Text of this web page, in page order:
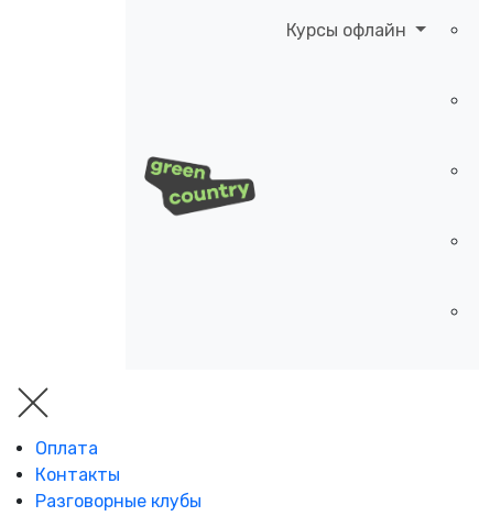
Курсы офлайн
Оплата
Контакты
Разговорные клубы